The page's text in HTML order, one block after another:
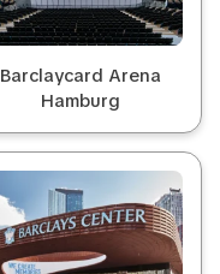
Barclaycard Arena
Hamburg